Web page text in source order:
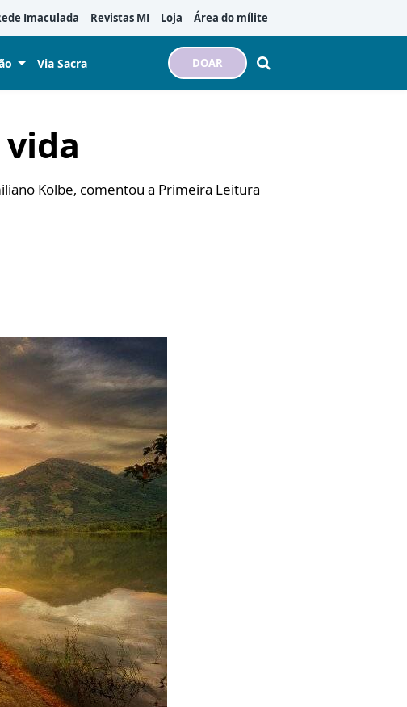
Imaculada Revistas MI Loja Área do mílite
Via Sacra DOAR
Kolbe, comentou a Primeira Leitura